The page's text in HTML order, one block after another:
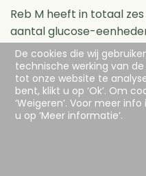
Reb M heeft in totaal
aantal glucose-
verklaring van de goede
tonen aan dat meer
zoetheid en minder
ESstevia levert
poedervorm of als
poeder is geweldig
De cookies die wij
technische werking van
tot onze website te
bent, klikt u op ‘Ok’. Om
‘Weigeren’. Voor meer
u op ‘Meer informatie’.